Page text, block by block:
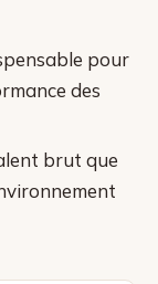
pour
des
brut que